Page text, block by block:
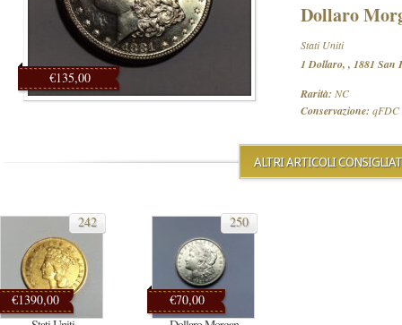
€135,00
Dollaro
Stati Uniti
1 Dollaro, , 1881 San
Rarità: NC
Conservazione: qFDC
ALTRI ARTICOLI
€1390,00
242
€70,00
250